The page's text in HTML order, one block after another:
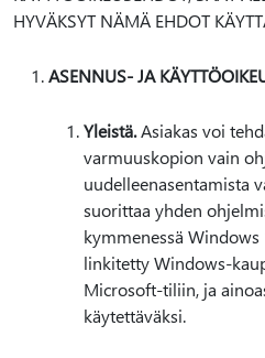
HYVÄKSYT NÄMÄ EHDOT
ASENNUS- JA
Yleistä.Asiakas voi
varmuuskopion vain
uudelleenasentamista
suorittaa yhden
kymmenessä
linkitetty Windows-
Microsoft-tiliin, ja
käytettäväksi.